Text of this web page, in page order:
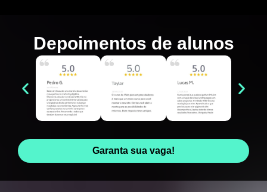
Depoimentos de alunos
Garanta sua vaga!